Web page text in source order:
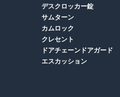
デスクロッカー錠
サムターン
カムロック
クレセント
ドアチェーンドアガード
エスカッション